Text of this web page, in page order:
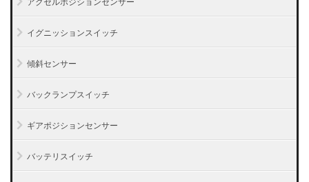
アクセルポジションセンサー
イグニッションスイッチ
傾斜センサー
バックランプスイッチ
ギアポジションセンサー
バッテリスイッチ